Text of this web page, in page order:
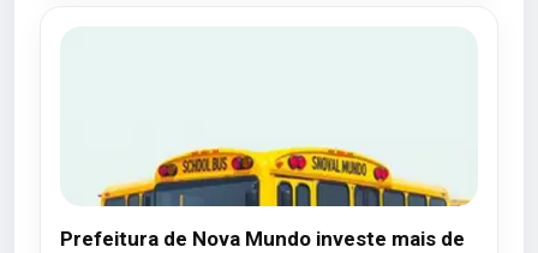
Prefeitura de Nova Mundo investe mais de